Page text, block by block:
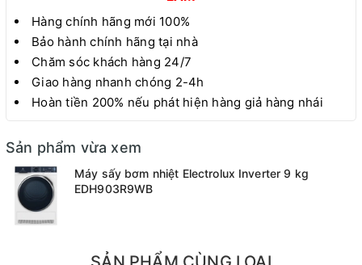
Hàng chính hãng mới 100%
Bảo hành chính hãng tại nhà
Chăm sóc khách hàng 24/7
Giao hàng nhanh chóng 2-4h
Hoàn tiền 200% nếu phát hiện hàng giả hàng nhái
Sản phẩm vừa xem
Máy sấy bơm nhiệt Electrolux Inverter 9 kg
EDH903R9WB